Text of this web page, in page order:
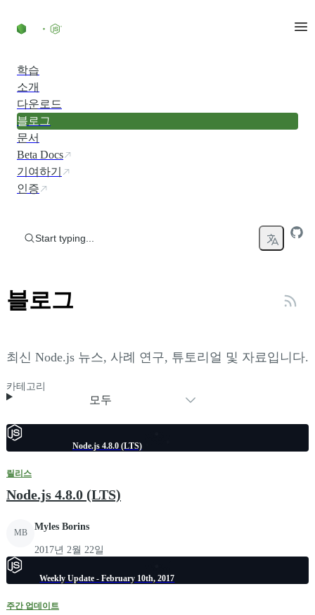
학습
소개
다운로드
블로그
문서
Beta Docs
기여하기
인증
Start typing...
블로그
최신 Node.js 뉴스, 사례 연구, 튜토리얼 및 자료입니다.
카테고리
모두
Node.js 4.8.0 (LTS)
릴리스
Node.js 4.8.0 (LTS)
MB
Myles Borins
2017년 2월 22일
Weekly Update - February 10th, 2017
주간 업데이트